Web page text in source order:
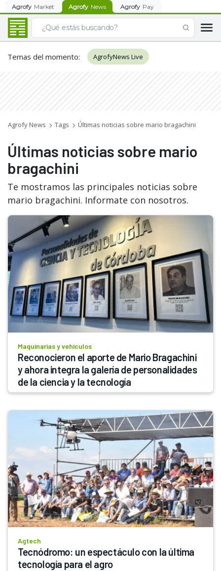
Agrofy Market Agrofy News Agrofy Pay
Temas del momento: AgrofyNews Live
Agrofy News Tags Últimas noticias sobre mario bragachini
Últimas noticias sobre mario
bragachini
Te mostramos las principales noticias sobre
mario bragachini. Informate con nosotros.
Maquinarias y vehículos
Reconocieron el aporte de Mario Bragachini
y ahora integra la galería de personalidades
Agtech
Tecnódromo: un espectáculo con la última
tecnología para el agro